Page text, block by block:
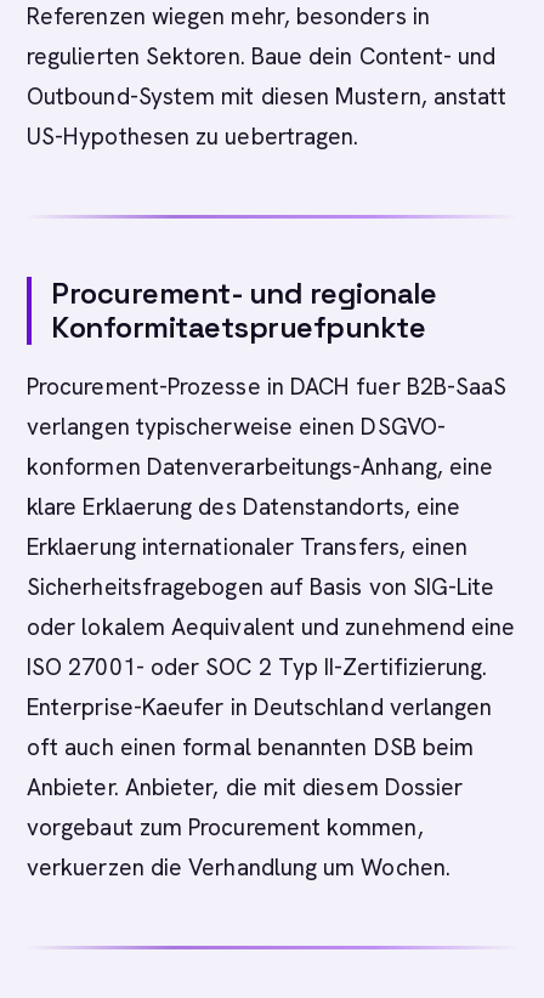
Referenzen wiegen mehr, besonders in
regulierten Sektoren. Baue dein Content- und
Outbound-System mit diesen Mustern, anstatt
US-Hypothesen zu uebertragen.
Procurement- und regionale
Konformitaetspruefpunkte
Procurement-Prozesse in DACH fuer B2B-SaaS
verlangen typischerweise einen DSGVO-
konformen Datenverarbeitungs-Anhang, eine
klare Erklaerung des Datenstandorts, eine
Erklaerung internationaler Transfers, einen
Sicherheitsfragebogen auf Basis von SIG-Lite
oder lokalem Aequivalent und zunehmend eine
ISO 27001- oder SOC 2 Typ II-Zertifizierung.
Enterprise-Kaeufer in Deutschland verlangen
oft auch einen formal benannten DSB beim
Anbieter. Anbieter, die mit diesem Dossier
vorgebaut zum Procurement kommen,
verkuerzen die Verhandlung um Wochen.